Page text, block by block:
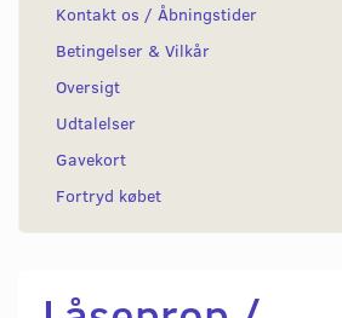
Kontakt os / Åbningstider
Betingelser & Vilkår
Oversigt
Udtalelser
Gavekort
Fortryd købet